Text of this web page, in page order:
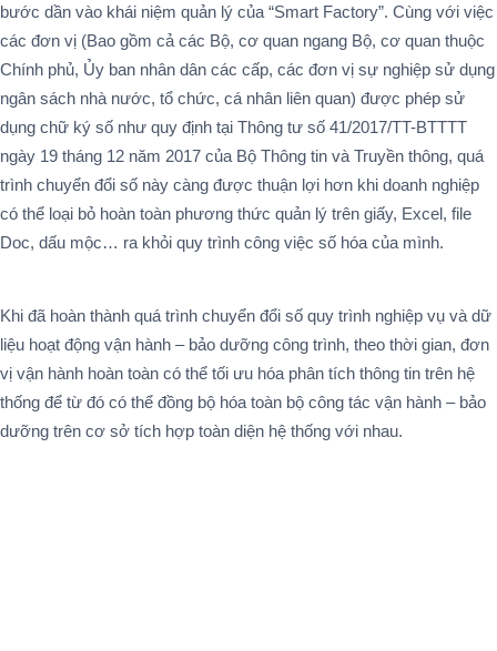
bước dần vào khái niệm quản lý của “Smart Factory”. Cùng với việc
các đơn vị (Bao gồm cả các Bộ, cơ quan ngang Bộ, cơ quan thuộc
Chính phủ, Ủy ban nhân dân các cấp, các đơn vị sự nghiệp sử dụng
ngân sách nhà nước, tổ chức, cá nhân liên quan) được phép sử
dụng chữ ký số như quy định tại Thông tư số 41/2017/TT-BTTTT
ngày 19 tháng 12 năm 2017 của Bộ Thông tin và Truyền thông, quá
trình chuyển đổi số này càng được thuận lợi hơn khi doanh nghiệp
có thể loại bỏ hoàn toàn phương thức quản lý trên giấy, Excel, file
Doc, dấu mộc… ra khỏi quy trình công việc số hóa của mình.
Khi đã hoàn thành quá trình chuyển đổi số quy trình nghiệp vụ và dữ
liệu hoạt động vận hành – bảo dưỡng công trình, theo thời gian, đơn
vị vận hành hoàn toàn có thể tối ưu hóa phân tích thông tin trên hệ
thống để từ đó có thể đồng bộ hóa toàn bộ công tác vận hành – bảo
dưỡng trên cơ sở tích hợp toàn diện hệ thống với nhau.